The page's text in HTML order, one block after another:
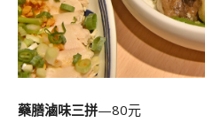
藥膳滷味三拼—80元